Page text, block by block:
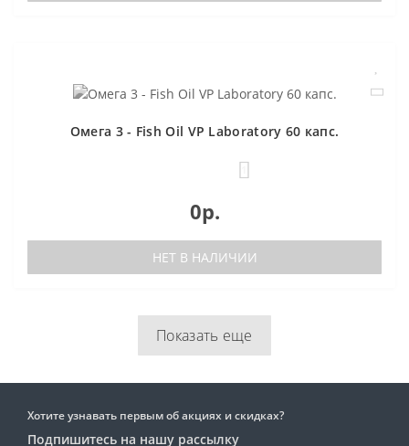
Омега 3 - Fish Oil VP Laboratory 60 капс.
0р.
НЕТ В НАЛИЧИИ
Показать еще
Хотите узнавать первым об акциях и скидках?
Подпишитесь на нашу рассылку